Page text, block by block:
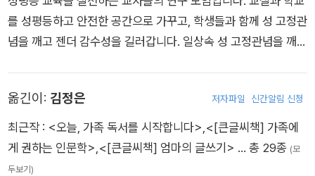
를 성평등하고 안전한 공간으로 가꾸고, 학생들과 함께 성 고정관
념을 깨고 젠더 감수성을 길러갑니다. 일상속 성 고정관념을 깨는
으로 수업에 적용할 수 있는 수업 자료 및 학급 운영 방법을 공유
하고 있습니다. 지은 책으로는 《소녀들을 위한 내 마음 안내서》,
《소년들을 위한 내 마음 안내서》, 《차별 없는 말 사전》 등이 있습
니다.
옮긴이: 김정은 저자파일 신간알림 신청
최근작 : <오늘, 가족 독서를 시작합니다>,<[큰글씨책] 가족에
게 권하는 인문학>,<[큰글씨책] 엄마의 글쓰기> … 총 29종 (모
두보기)